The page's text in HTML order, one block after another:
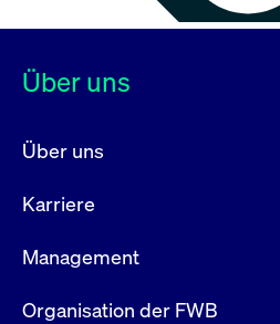
Über uns
Über uns
Karriere
Management
Organisation der FWB